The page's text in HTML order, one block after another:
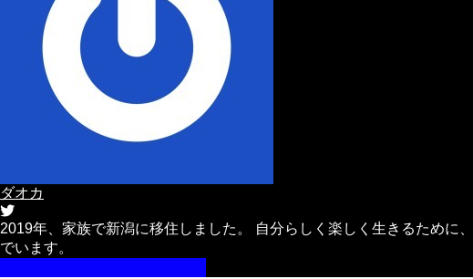
ダオカ
2019年、家族で新潟に移住しました。 自分らしく楽しく生きるために
でいます。